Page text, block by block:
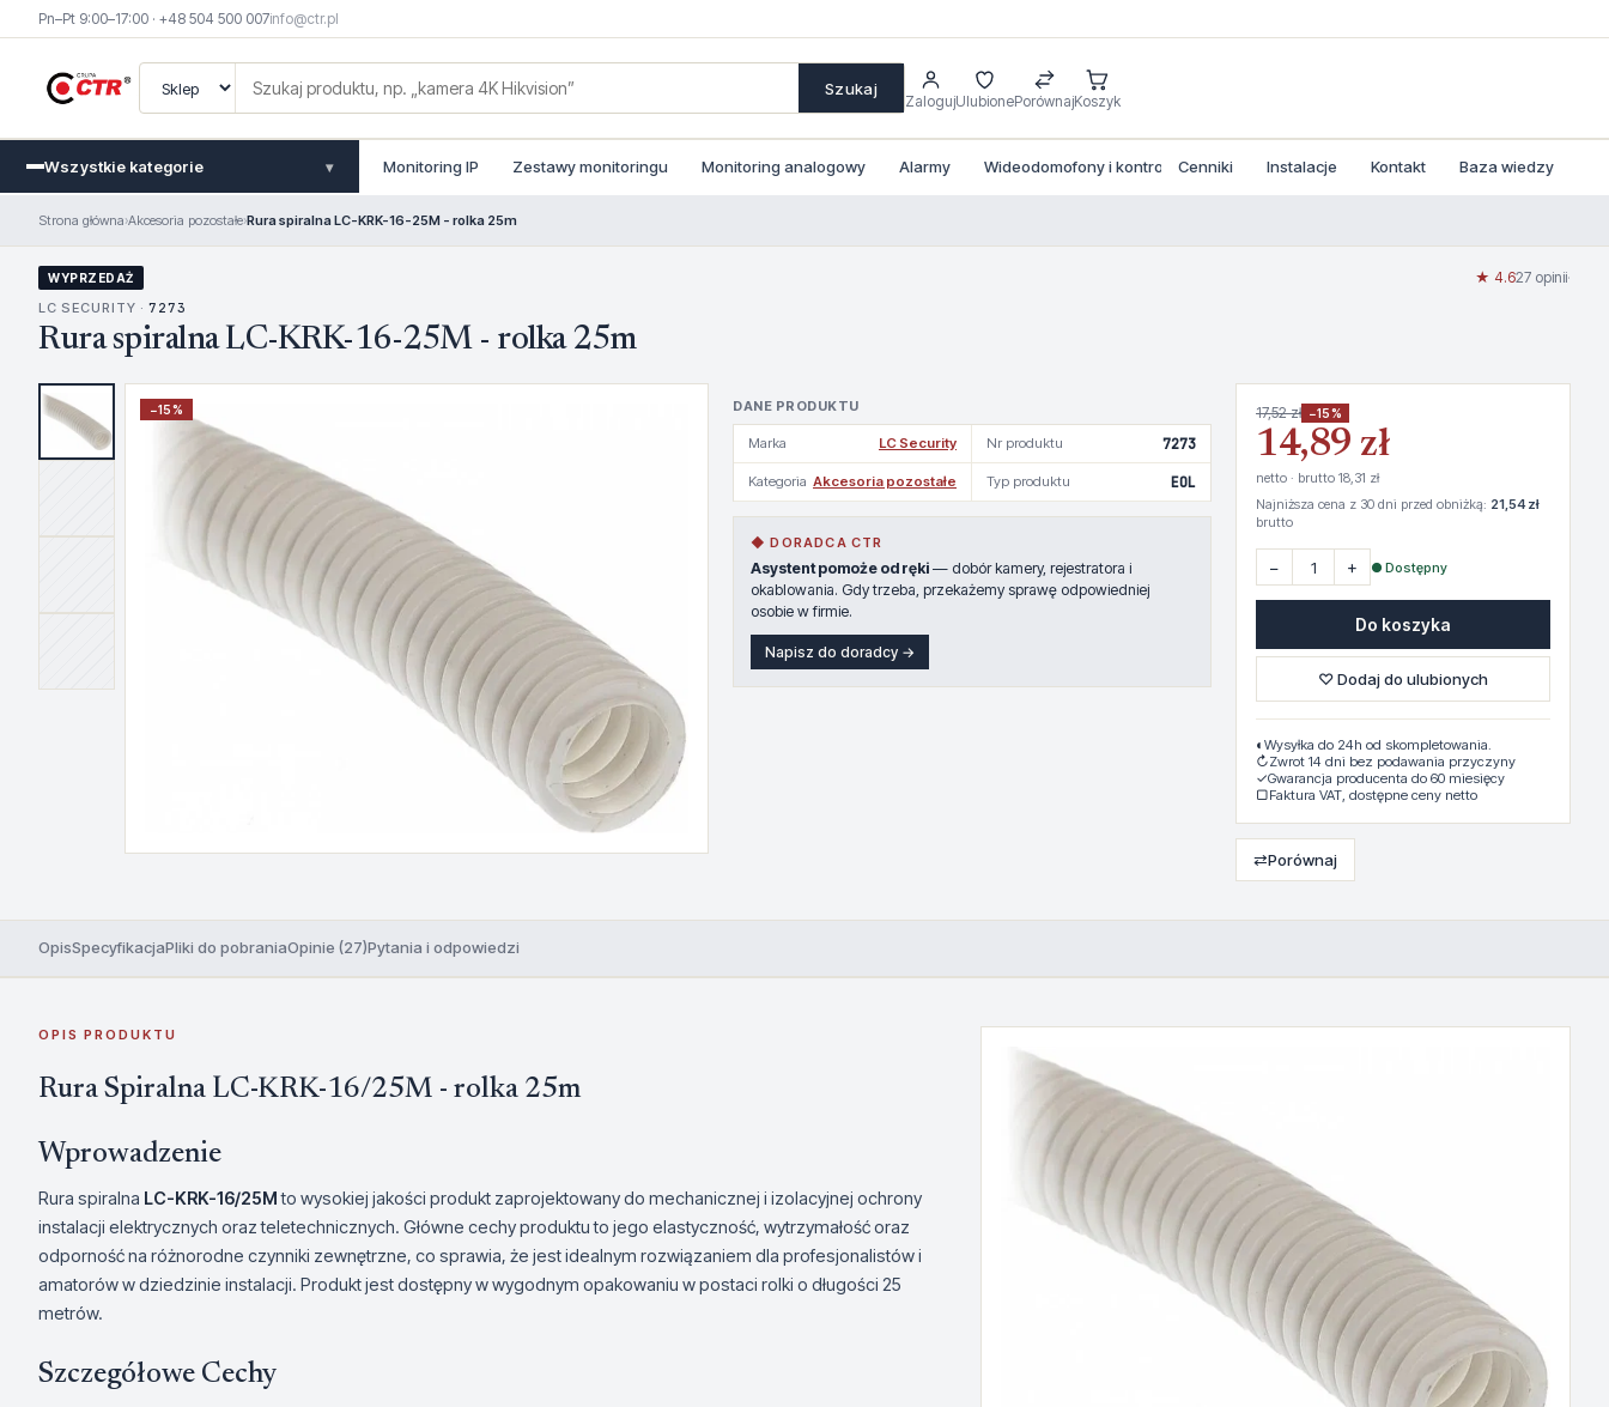
Pn–Pt 9:00–17:00 · +48 504 500 007info@ctr.pl
Szukaj
ZalogujUlubionePorównajKoszyk
Wszystkie kategorie ▾ Monitoring IP Zestawy monitoringu Monitoring analogowy Alarmy Wideodomofony i kontrola dostepu
Cenniki Instalacje Kontakt Baza wiedzy
Strona główna›Akcesoria pozostałe›Rura spiralna LC-KRK-16-25M - rolka 25m
WYPRZEDAŻ
LC SECURITY · 7273
Rura spiralna LC-KRK-16-25M - rolka 25m
★ 4.627 opinii·
−15% DANE PRODUKTU
Marka LC Security Nr produktu 7273
Kategoria Akcesoria pozostałe Typ produktu EOL
◆ DORADCA CTR
Asystent pomoże od ręki — dobór kamery, rejestratora i
okablowania. Gdy trzeba, przekażemy sprawę odpowiedniej
osobie w firmie.
Napisz do doradcy →
17,52 zł −15%
14,89 zł
netto · brutto 18,31 zł
Najniższa cena z 30 dni przed obniżką: 21,54 zł
brutto
− + ● Dostępny
Do koszyka
♡ Dodaj do ulubionych
◐ Wysyłka do 24h od skompletowania.
↻Zwrot 14 dni bez podawania przyczyny
✓Gwarancja producenta do 60 miesięcy
▢Faktura VAT, dostępne ceny netto
⇄Porównaj
OpisSpecyfikacjaPliki do pobraniaOpinie (27)Pytania i odpowiedzi
OPIS PRODUKTU
Rura Spiralna LC-KRK-16/25M - rolka 25m
Wprowadzenie
Rura spiralna LC-KRK-16/25Mto wysokiej jakości produkt zaprojektowany do mechanicznej i izolacyjnej ochrony
instalacji elektrycznych oraz teletechnicznych. Główne cechy produktu to jego elastyczność, wytrzymałość oraz
odporność na różnorodne czynniki zewnętrzne, co sprawia, że jest idealnym rozwiązaniem dla profesjonalistów i
amatorów w dziedzinie instalacji. Produkt jest dostępny w wygodnym opakowaniu w postaci rolki o długości 25
metrów.
Szczegółowe Cechy